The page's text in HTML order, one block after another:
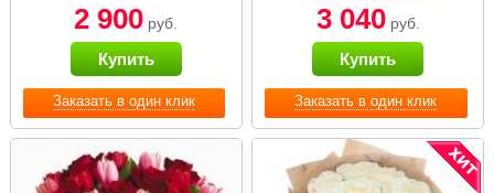
Заказать в один клик
2 900 руб.
Купить
Заказать в один клик
3 040руб.
Купить